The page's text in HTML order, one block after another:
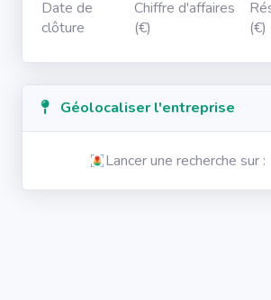
Date de
clôture
Chiffre d'affaires
(€)
(€)
Géolocaliser l'entreprise
Lancer une recherche sur :